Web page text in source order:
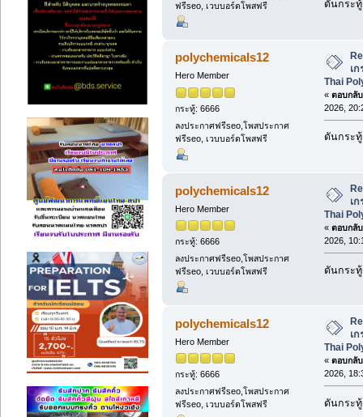
ฟรีseo, เวบบอร์ดโพสฟรี
ดันกระทู้
polychemicals12
Hero Member
กระทู้: 6666
ลงประกาศฟรีseo,โพสประกาศ
ฟรีseo, เวบบอร์ดโพสฟรี
เ
Thai
« ตอบกลั
2026,
ดันกระทู้
polychemicals12
Hero Member
กระทู้: 6666
ลงประกาศฟรีseo,โพสประกาศ
ฟรีseo, เวบบอร์ดโพสฟรี
เ
Thai
« ตอบกลั
2026,
ดันกระทู้
polychemicals12
Hero Member
กระทู้: 6666
ลงประกาศฟรีseo,โพสประกาศ
ฟรีseo, เวบบอร์ดโพสฟรี
เ
Thai
« ตอบกลั
2026,
ดันกระทู้